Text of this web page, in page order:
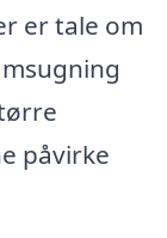
er tale om
påvirke